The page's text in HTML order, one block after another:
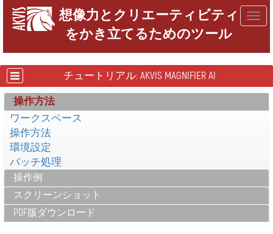
想像力とクリエーティビティ
をかき立てるためのツール
チュートリアル: AKVIS MAGNIFIER AI
操作方法
ワークスペース
操作方法
環境設定
バッチ処理
操作例
スクリーンショット
PDF版ダウンロード